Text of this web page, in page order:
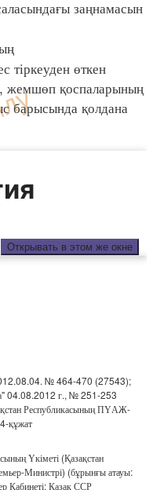
заңнамасын
тіркеуден өткен
жемшөп қоспаларының
барысында қолдана
Открывать в этом же окне
№ 464-470 (27543);
04.08.2012 г., № 251-253
Республикасының ПҮАЖ-
құжат
Үкіметі (Қазақстан
Министрі) (бұрынғы атауы:
Кабинеті; Қазақ ССР